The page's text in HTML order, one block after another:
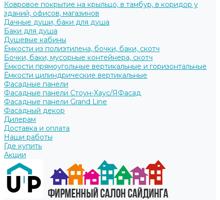
Ковровое покрытие на крыльцо, в тамбур, в коридор у
зданий, офисов, магазинов
Дачные души, баки для душа
Баки для душа
Душевые кабины
Ёмкости из полиэтилена, бочки, баки, скотч
Бочки, баки, мусорные контейнера, скотч
Ёмкости прямоугольные вертикальные и горизонтальные
Ёмкости цилиндрические вертикальные
Фасадные панели
Фасадные панели Стоун-Хаус/ЯФасад
Фасадные панели Grand Line
Фасадный декор
Дилерам
Доставка и оплата
Наши работы
Где купить
Акции